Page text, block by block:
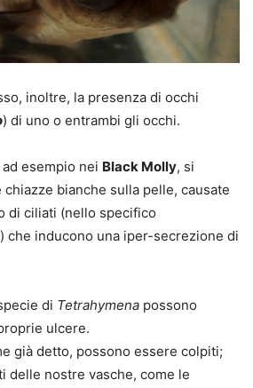
inoltre, la presenza di occhi
) di uno o entrambi gli occhi.
esempio nei Black Molly, si
bianche sulla pelle, causate
di ciliati (nello specifico
) che inducono una iper-secrezione di
di Tetrahymena possono
ulcere.
già detto, possono essere colpiti;
delle nostre vasche, come le